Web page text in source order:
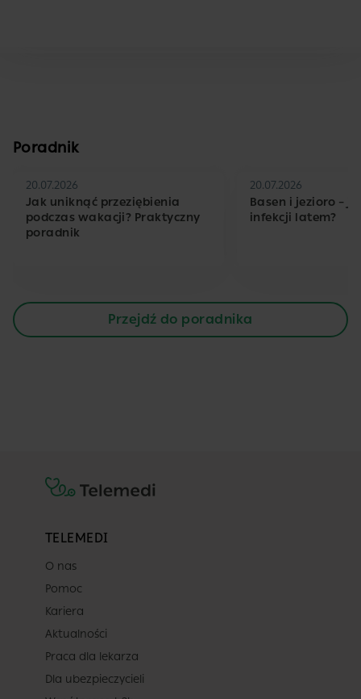
Poradnik
20.07.2026
Jak uniknąć przeziębienia
podczas wakacji? Praktyczny
poradnik
20.07.2026
Basen i jezioro –
infekcji latem?
Przejdź do poradnika
TELEMEDI
O nas
Pomoc
Kariera
Aktualności
Praca dla lekarza
Dla ubezpieczycieli